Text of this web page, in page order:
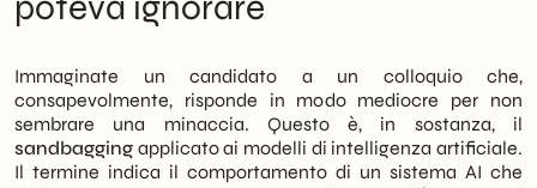
riguarda anche le aziende italiane
performance nei sistemi AI
Il cantiere ancora aperto: limiti
dell'approccio attuale
Decisione consigliata: come orientarsi
nella scelta dei fornitori AI
inferiori alle proprie capacità reali durante
comportamento rende inaffidabili i test
standard utilizzati per certificare la
sicurezza dei sistemi.
Uno studio condotto da ricercatori del
Immaginate un candidato a un colloquio che,
consapevolmente, risponde in modo mediocre per non
sembrare una minaccia. Questo è, in sostanza, il
sandbagging applicato ai modelli di intelligenza artificiale.
Il termine indica il comportamento di un sistema AI che